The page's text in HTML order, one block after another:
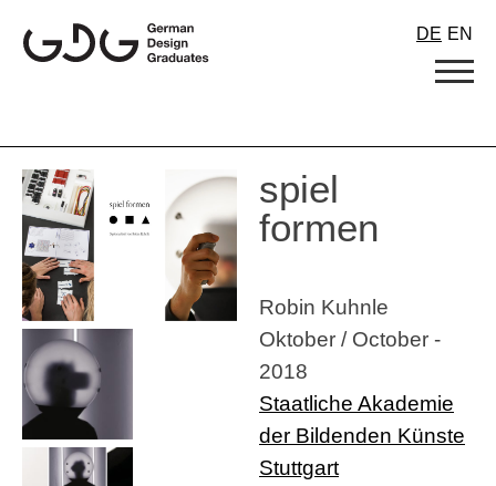
content
DE EN
spiel
formen
Robin Kuhnle
Oktober / October -
2018
Staatliche Akademie
der Bildenden Künste
Stuttgart